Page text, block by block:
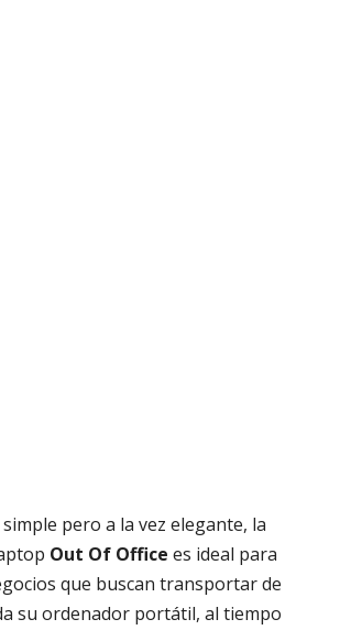
pero a la vez elegante, la
Out Of Office es ideal para
que buscan transportar de
su ordenador portátil, al tiempo